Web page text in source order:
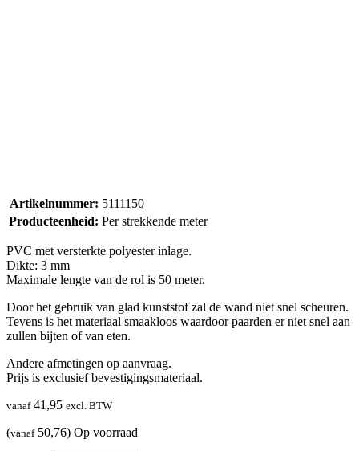
Artikelnummer: 5111150
Producteenheid: Per strekkende meter
PVC met versterkte polyester inlage.
Dikte: 3 mm
Maximale lengte van de rol is 50 meter.
Door het gebruik van glad kunststof zal de wand niet snel scheuren.
Tevens is het materiaal smaakloos waardoor paarden er niet snel aan
zullen bijten of van eten.
Andere afmetingen op aanvraag.
Prijs is exclusief bevestigingsmateriaal.
vanaf41,95 excl. BTW
(vanaf50,76) Op voorraad